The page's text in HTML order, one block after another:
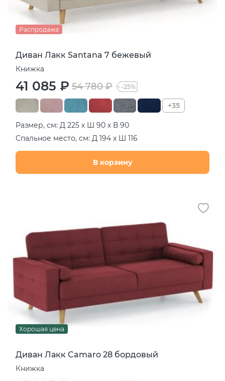
Распродажа
Диван Лакк Santana 7 бежевый
Книжка
41 085 ₽ 54 780 ₽ -25%
+35
Размер, см: Д 225 х Ш 90 х В 90
Спальное место, см: Д 194 х Ш 116
В корзину
Хорошая цена
Диван Лакк Camaro 28 бордовый
Книжка